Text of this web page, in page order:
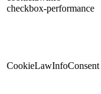
checkbox-performance
CookieLawInfoConsent